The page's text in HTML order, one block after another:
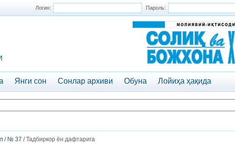
Логин: Пароль:
Янги сон Сонлар архиви Обуна Лойиҳа ҳақида
/ № 37 / Тадбиркор ён дафтарига